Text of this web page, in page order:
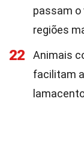
passam o
regiões
22
Animais
facilitam